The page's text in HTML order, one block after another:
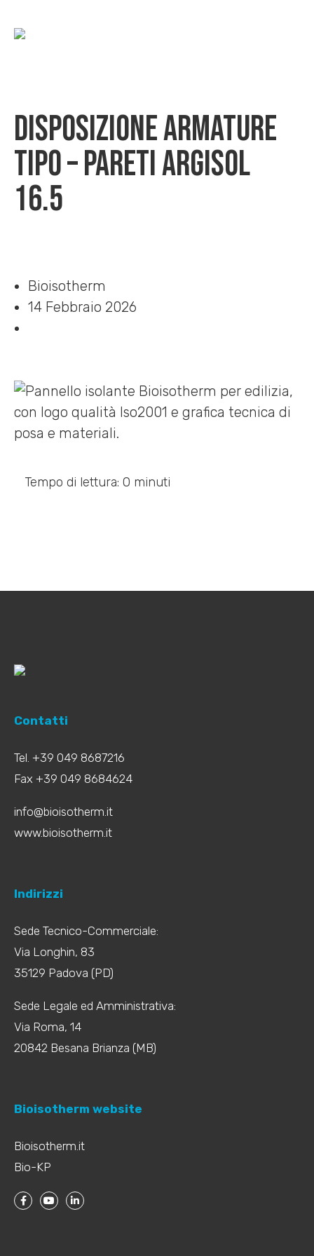
Disposizione armature
tipo – pareti Argisol
16.5
Bioisotherm
14 Febbraio 2026
Tempo di lettura: 0 minuti
Contatti
Tel. +39 049 8687216
Fax +39 049 8684624
info@bioisotherm.it
www.bioisotherm.it
Indirizzi
Sede Tecnico-Commerciale:
Via Longhin, 83
35129 Padova (PD)
Sede Legale ed Amministrativa:
Via Roma, 14
20842 Besana Brianza (MB)
Bioisotherm website
Bioisotherm.it
Bio-KP